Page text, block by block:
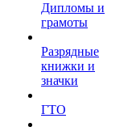
Дипломы и
грамоты
Разрядные
книжки и
значки
ГТО